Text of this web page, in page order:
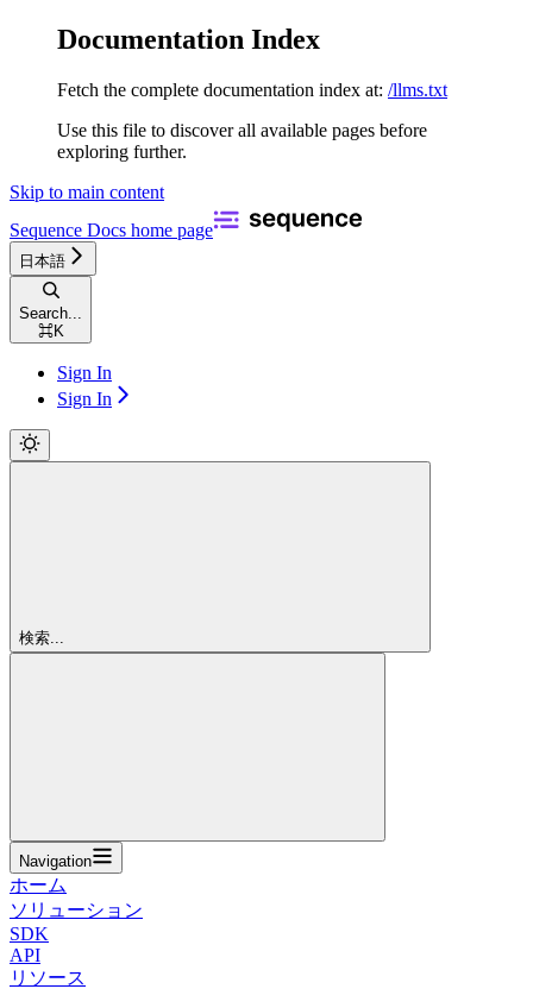
Documentation Index
Fetch the complete documentation index at: /llms.txt
Use this file to discover all available pages before
exploring further.
Skip to main content
Sequence Docs home page
日本語
Search...
⌘K
Sign In
Sign In
検索...
Navigation
ホーム
ソリューション
SDK
API
リソース